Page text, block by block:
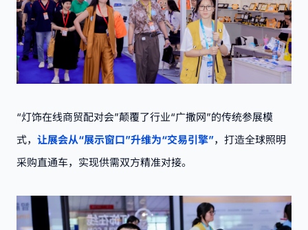
“灯饰在线商贸配对会”颠覆了行业“广撒网”的传统参展模
式， 让展会从“展示窗口”升维为“交易引擎”，打造全球照明
采购直通车，实现供需双方精准对接。